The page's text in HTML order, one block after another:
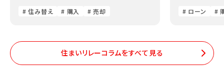
# 住み替え # 購入 # 売却 # ローン #
住まいリレーコラムをすべて見る